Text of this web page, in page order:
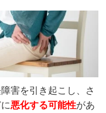
害を引き起こし、さ
悪化する可能性があ